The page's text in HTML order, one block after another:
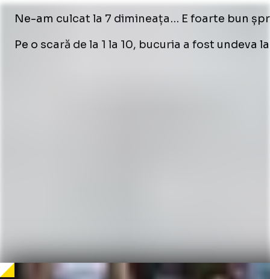
Ne-am culcat la 7 dimineața… E foarte bun
Pe o scară de la 1 la 10, bucuria a fost